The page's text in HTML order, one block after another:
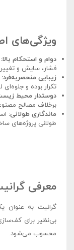
ویژگی‌های
دوام و استحکام بالا:
فشار، سایش و
زیبایی منحصربه‌فرد:
تکرار بوده و
دوستدار محیط
برخلاف مصالح
ماندگاری طولانی:
طولانی پروژه‌های
معرفی
گرانیت به عنوان
بی‌نظیر برای
محسوب می‌شود.